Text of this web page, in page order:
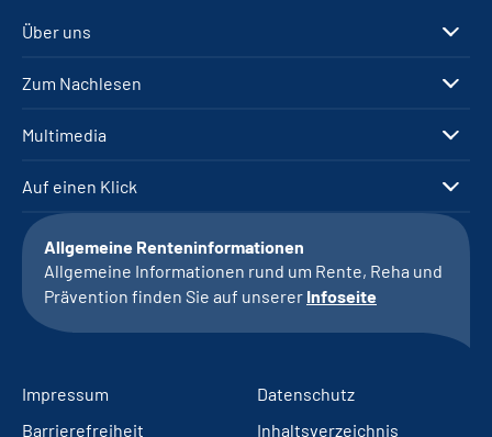
Über uns
Zum Nachlesen
Multimedia
Auf einen Klick
Allgemeine Renteninformationen
Allgemeine Informationen rund um Rente, Reha und
Prävention finden Sie auf unserer Infoseite
Impressum
Datenschutz
Barrierefreiheit
Inhaltsverzeichnis